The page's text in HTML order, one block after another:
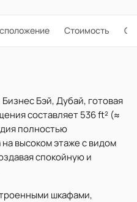
Стоимость О
Бэй, Дубай, готовая
составляет 536 ft² (≈
полностью
высоком этаже с видом
спокойную и
шкафами,